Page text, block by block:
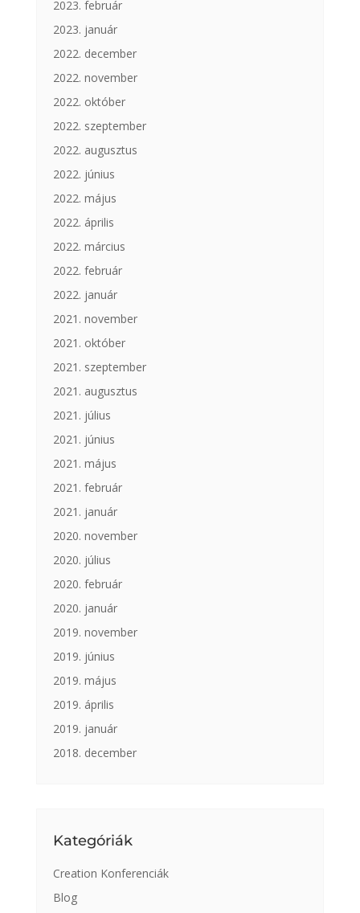
2023. február
2023. január
2022. december
2022. november
2022. október
2022. szeptember
2022. augusztus
2022. június
2022. május
2022. április
2022. március
2022. február
2022. január
2021. november
2021. október
2021. szeptember
2021. augusztus
2021. július
2021. június
2021. május
2021. február
2021. január
2020. november
2020. július
2020. február
2020. január
2019. november
2019. június
2019. május
2019. április
2019. január
2018. december
Kategóriák
Creation Konferenciák
Blog